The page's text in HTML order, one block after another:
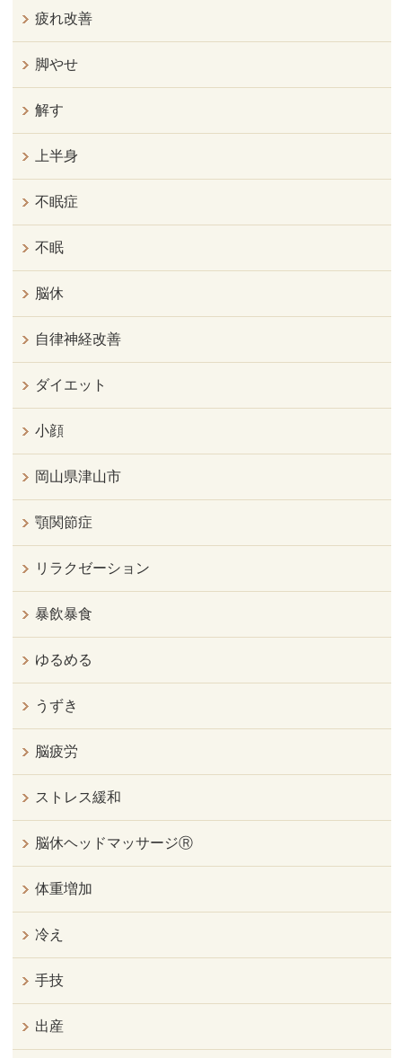
疲れ改善
脚やせ
解す
上半身
不眠症
不眠
脳休
自律神経改善
ダイエット
小顔
岡山県津山市
顎関節症
リラクゼーション
暴飲暴食
ゆるめる
うずき
脳疲労
ストレス緩和
脳休ヘッドマッサージⓇ
体重増加
冷え
手技
出産